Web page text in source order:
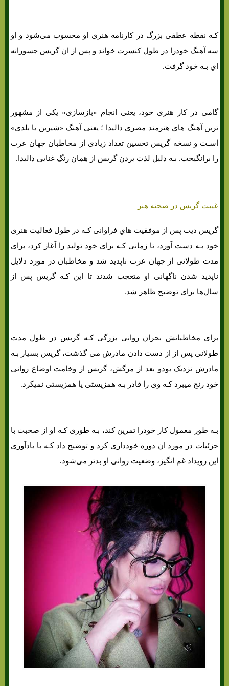
کـه نقطه عطفی بزرگ در کارنامه هنری او محسوب می‌شود و او
سه آهنگ خودرا در طول کنسرت خواند و پس از ان گریس جسورانه
اي بـه خود گرفت.
گامی در کار هنری خود، یعنی انجام «بازسازی» یکی از مشهور
ترین آهنگ هاي‌ هنرمند مصری دالیدا ؛ یعنی آهنگ «شیرین یا بلدی»
اسـت و نسخه گریس تحسین تعداد زیادی از مخاطبان جهان عرب
را برانگیخت. بـه دلیل لذت بردن گریس از همان رنگ غنایی دالیدا.
غیبت گریس در صحنه هنر
گریس دیب پس از موفقیت هاي‌ فراوانی کـه در طول فعالیت هنری
خود بـه دست آورد، تا زمانی کـه برای خود تولید را آغاز کرد، برای
مدت طولانی از جهان عرب ناپدید شد و مخاطبان در مورد دلایل
ناپدید شدن ناگهانی او متعجب شدند تا این کـه گریس پس از
سال‌ها برای توضیح ظاهر شد.
برای مخاطبانش بحران روانی بزرگی کـه گریس در طول مدت
طولانی پس از از دست دادن مادرش می گذشت، گریس بسیار بـه
مادرش نزدیک بودو بعد از مرگش، گریس از وخامت اوضاع روانی
خود رنج میبرد کـه وی را قادر بـه همزیستی یا همزیستی نمیکرد.
بـه طور معمول کار خودرا تمرین کند، بـه طوری کـه او از صحبت با
جزئیات در مورد ان دوره خودداری کرد و توضیح داد کـه با یادآوری
این رویداد غم انگیز، وضعیت روانی او بدتر می‌شود.